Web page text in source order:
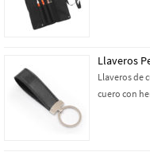
Llaveros
Llaveros de
cuero con